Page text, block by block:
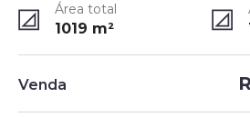
Área total
1019 m²
Venda